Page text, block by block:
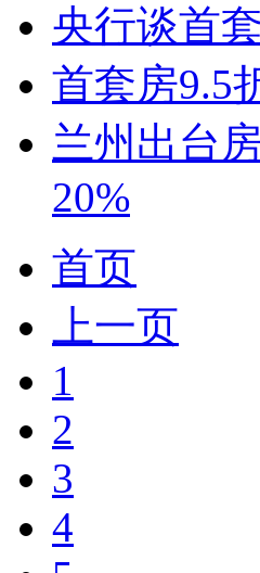
央行谈首
首套房9.5
兰州出台
20%
首页
上一页
1
2
3
4